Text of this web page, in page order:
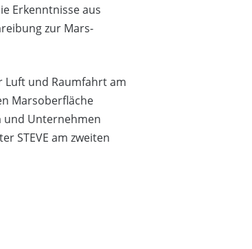
Erkenntnisse aus
zur Mars-
Luft und Raumfahrt am
Marsoberfläche
und Unternehmen
STEVE am zweiten